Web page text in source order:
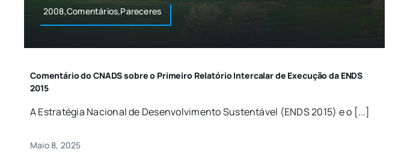
2008,Comentários,Pareceres
Comentário do CNADS sobre o Primeiro Relatório Intercalar de Execução da ENDS
2015
A Estratégia Nacional de Desenvolvimento Sustentável (ENDS 2015) e o [...]
Maio 8, 2025